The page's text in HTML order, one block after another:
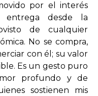
por el interés
entrega desde la
de cualquier
No se compra,
con él; su valor
Es un gesto puro
profundo y de
sostienen mis